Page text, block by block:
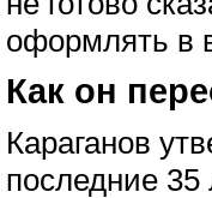
оформлять в
Как он
Караганов
последние 35